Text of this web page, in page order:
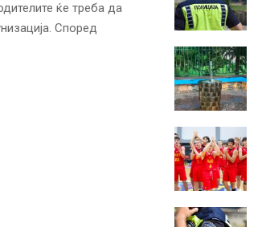
ќе треба да
Според